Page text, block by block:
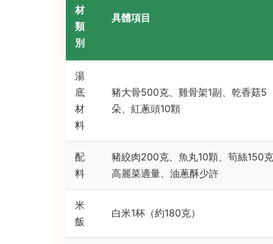
材
類
別
具體項目
湯
底
材
料
豬大骨500克、雞骨架1副、乾香菇5
朵、紅蔥頭10顆
配
料
豬絞肉200克、魚丸10顆、筍絲150
高麗菜適量、油蔥酥少許
米
飯
白米1杯（約180克）